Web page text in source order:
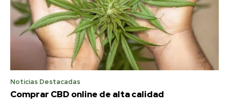
Noticias Destacadas
Comprar CBD online de alta calidad